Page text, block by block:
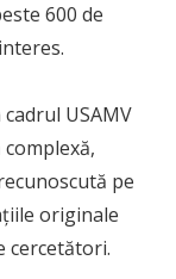
600 de
USAMV
pe
originale
cercetători.